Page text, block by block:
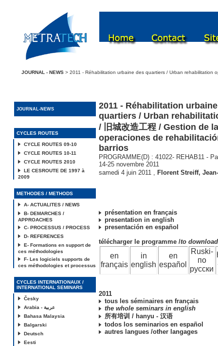
JOURNAL - NEWS > 2011 - Réhabilitation urbaine des quartiers / Urban rehabilitation
JOURNAL-NEWS
CYCLES ROUTES
CYCLE ROUTES 09-10
CYCLE ROUTES 10-11
CYCLE ROUTES 2010
LE CESROUTE DE 1997 à
2009
METHODES / METHODS
A- ACTUALITES / NEWS
B- DEMARCHES /
APPROACHES
C- PROCESSUS / PROCESS
D- REFERENCES
E- Formations en support de
ces méthodologies
F- Les logiciels supports de
ces méthodologies et processus
CYCLES INTERNATIONAUX /
INTERNATIONAL SEMINARS
Česky
Arabia - عربية
Bahasa Malaysia
Balgarski
Deutsch
Eesti
2011 - Réhabilitation
quartiers / Urban
/ 旧城改造工程 / Gestion de
operaciones de
barrios
PROGRAMME(D) : 41022- REHAB11 -
14-25 novembre 2011
samedi 4 juin 2011 , Florent Streiff,
présentation en français
presentation in english
presentación en español
télécharger le programme /to
en
français
in
english
en
español
Ruski-
по
русски
2011
tous les séminaires en français
the whole seminars in english
所有培训 / hanyu - 汉语
todos los seminarios en español
autres langues /other langages